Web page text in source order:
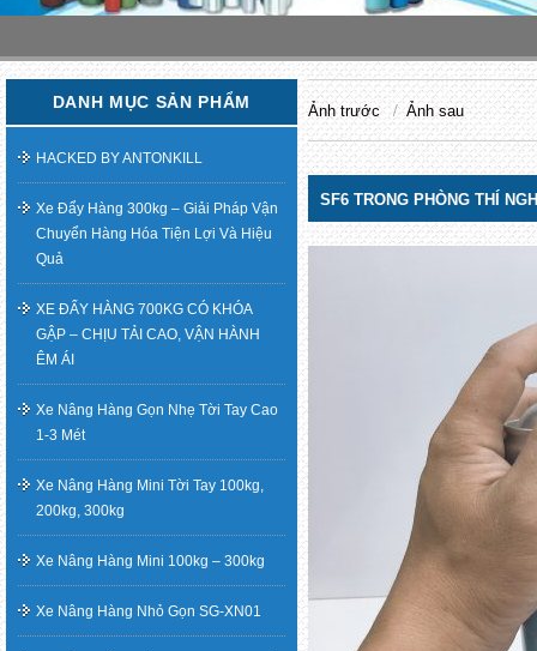
Ảnh trước Ảnh sau
SF6 TRONG PHÒNG THÍ
DANH MỤC SẢN PHẨM
HACKED BY ANTONKILL
Xe Đẩy Hàng 300kg – Giải Pháp Vận
Chuyển Hàng Hóa Tiện Lợi Và Hiệu
Quả
XE ĐẨY HÀNG 700KG CÓ KHÓA
GẬP – CHỊU TẢI CAO, VẬN HÀNH
ÊM ÁI
Xe Nâng Hàng Gọn Nhẹ Tời Tay Cao
1-3 Mét
Xe Nâng Hàng Mini Tời Tay 100kg,
200kg, 300kg
Xe Nâng Hàng Mini 100kg – 300kg
Xe Nâng Hàng Nhỏ Gọn SG-XN01